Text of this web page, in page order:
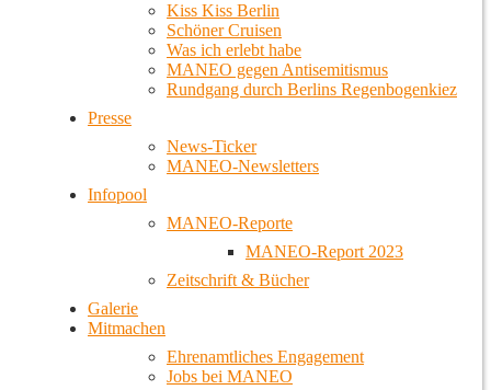
Kiss Kiss Berlin
Schöner Cruisen
Was ich erlebt habe
MANEO gegen Antisemitismus
Rundgang durch Berlins Regenbogenkiez
Presse
News-Ticker
MANEO-Newsletters
Infopool
MANEO-Reporte
MANEO-Report 2023
Zeitschrift & Bücher
Galerie
Mitmachen
Ehrenamtliches Engagement
Jobs bei MANEO